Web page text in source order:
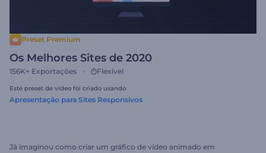
Preset Premium
Os Melhores Sites de 2020
156K+ Exportações Flexível
Este preset de vídeo foi criado usando
Apresentação para Sites Responsivos
Já imaginou como criar um gráfico de vídeo animado em